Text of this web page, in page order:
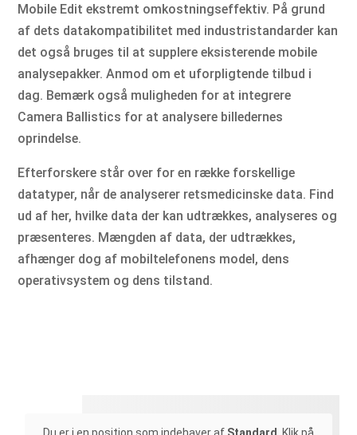
Mobile Edit ekstremt omkostningseffektiv. På grund
af dets datakompatibilitet med industristandarder kan
det også bruges til at supplere eksisterende mobile
analysepakker. Anmod om et uforpligtende tilbud i
dag. Bemærk også muligheden for at integrere
Camera Ballistics for at analysere billedernes
oprindelse.
Efterforskere står over for en række forskellige
datatyper, når de analyserer retsmedicinske data. Find
ud af her, hvilke data der kan udtrækkes, analyseres og
præsenteres. Mængden af data, der udtrækkes,
afhænger dog af mobiltelefonens model, dens
operativsystem og dens tilstand.
Du er i en position som indehaver af Standard . Klik på